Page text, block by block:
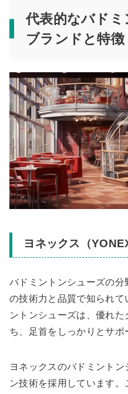
代表的なバド
ブランドと特徴
ヨネックス（
バドミントンシューズの
の技術力と品質で知られて
ントンシューズは、優れ
ち、足首をしっかりとサポ
ヨネックスのバドミント
ン技術を採用しています